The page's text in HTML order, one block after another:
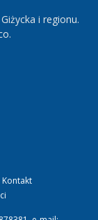
i regionu.
Kontakt